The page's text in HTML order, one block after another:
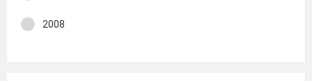
2008